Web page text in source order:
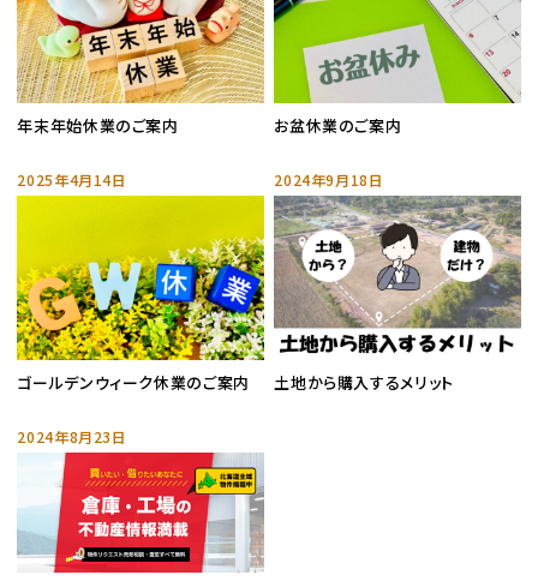
年末年始休業のご案内 お盆休業のご案内
2025年4月14日
ゴールデンウィーク休業のご案内
2024年9月18日
土地から購入するメリット
2024年8月23日